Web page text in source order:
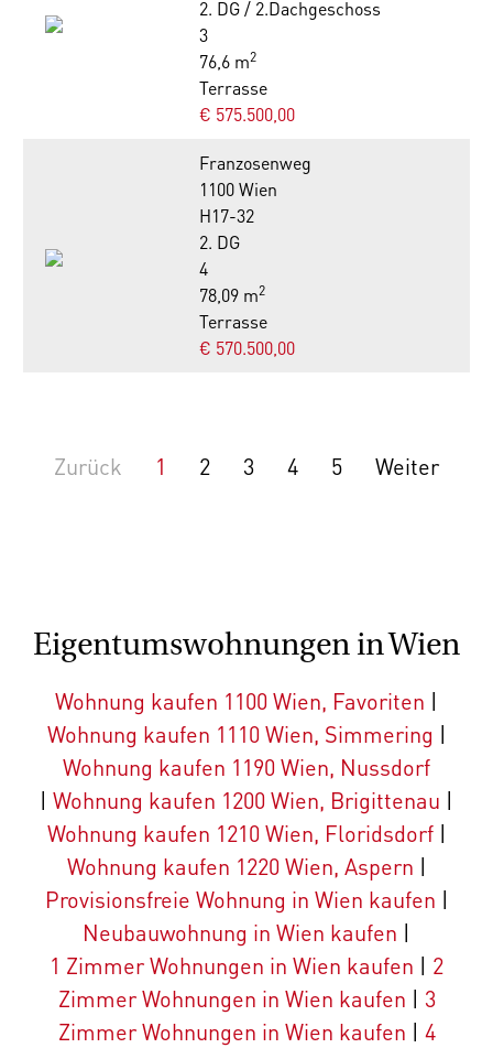
2. DG / 2.Dachgeschoss
3
76,6 m2
Terrasse
€ 575.500,00
Franzosenweg
1100 Wien
H17-32
2. DG
4
78,09 m2
Terrasse
€ 570.500,00
Zurück 1 2 3 4 5 Weiter
Eigentumswohnungen in Wien
Wohnung kaufen 1100 Wien, Favoriten |
Wohnung kaufen 1110 Wien, Simmering |
Wohnung kaufen 1190 Wien, Nussdorf
| Wohnung kaufen 1200 Wien, Brigittenau |
Wohnung kaufen 1210 Wien, Floridsdorf|
Wohnung kaufen 1220 Wien, Aspern |
Provisionsfreie Wohnung in Wien kaufen |
Neubauwohnung in Wien kaufen |
1 Zimmer Wohnungen in Wien kaufen | 2
Zimmer Wohnungen in Wien kaufen | 3
Zimmer Wohnungen in Wien kaufen | 4